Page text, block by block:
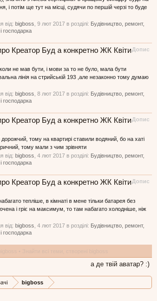
і потім ще тут на місці, судячи по першій черзі то буде
від: bigboss 9 лют 2017 в розділі: Будівництво, ремонт,
господарка
Допис
Креатор Буд а конкретно ЖК Квіти
не мав бути, і мови за то не було, мала бути
лінія на стрийській 193 ,але незаконно тому думаю
від: bigboss 8 лют 2017 в розділі: Будівництво, ремонт,
господарка
Допис
Креатор Буд а конкретно ЖК Квіти
тому на квартирі ставили водяний, бо на хаті
тому мали з чим зрівняти
від: bigboss 4 лют 2017 в розділі: Будівництво, ремонт,
господарка
Допис
Креатор Буд а конкретно ЖК Квіти
набагато тепліше, в кімнаті в мене тільки батарея без
і гріє на максимум, то там набагато холодніше, ніж
від: bigboss 4 лют 2017 в розділі: Будівництво, ремонт,
господарка
а де твій аватар? :)
bigboss